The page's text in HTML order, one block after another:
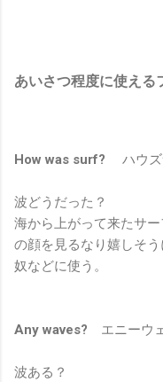
あいさつ程度に使える
How was surf? ハウズ
波どうだった？
海から上がって来たサ
の顔を見るなり嬉しそ
奴などに使う。
Any waves? エニーウ
波ある？